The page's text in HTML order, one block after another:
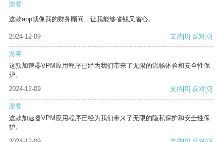
游客
这款app就像我的财务顾问，让我能够省钱又省心。
2024-12-09 支持[0] 反对[0]
游客
这款加速器VPM应用程序已经为我们带来了无限的流畅体验和安全性保
护。
2024-12-09
支持[0] 反对[0]
游客
这款加速器VPM应用程序已经为我们带来了无限的隐私保护和安全性保
护。